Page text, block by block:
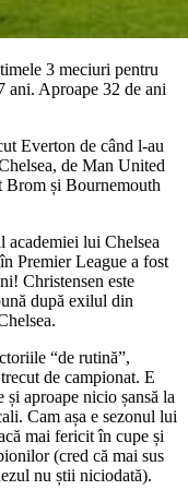
3 meciuri pentru
Aproape 32 de ani
Everton de când l-au
de Man United
Brom și Bournemouth
academiei lui Chelsea
Premier League a fost
Christensen este
după exilul din
“de rutină”,
de campionat. E
și aproape nicio șansă la
Cam așa e sezonul lui
mai fericit în cupe și
(cred că mai sus
nu știi niciodată).